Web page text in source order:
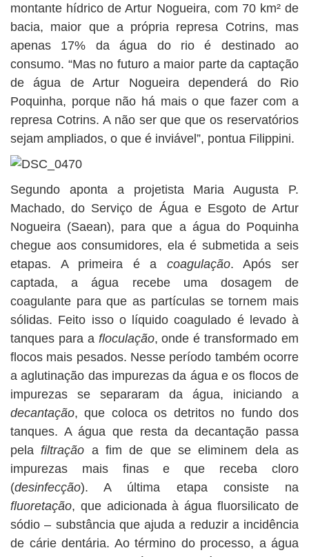
montante hídrico de Artur Nogueira, com 70 km² de
bacia, maior que a própria represa Cotrins, mas
apenas 17% da água do rio é destinado ao
consumo. “Mas no futuro a maior parte da captação
de água de Artur Nogueira dependerá do Rio
Poquinha, porque não há mais o que fazer com a
represa Cotrins. A não ser que que os reservatórios
sejam ampliados, o que é inviável”, pontua Filippini.
Segundo aponta a projetista Maria Augusta P.
Machado, do Serviço de Água e Esgoto de Artur
Nogueira (Saean), para que a água do Poquinha
chegue aos consumidores, ela é submetida a seis
etapas. A primeira é a coagulação. Após ser
captada, a água recebe uma dosagem de
coagulante para que as partículas se tornem mais
sólidas. Feito isso o líquido coagulado é levado à
tanques para a floculação, onde é transformado em
flocos mais pesados. Nesse período também ocorre
a aglutinação das impurezas da água e os flocos de
impurezas se separaram da água, iniciando a
decantação, que coloca os detritos no fundo dos
tanques. A água que resta da decantação passa
pelafiltração a fim de que se eliminem dela as
impurezas mais finas e que receba cloro
(desinfecção). A última etapa consiste na
fluoretação, que adicionada à água fluorsilicato de
sódio – substância que ajuda a reduzir a incidência
de cárie dentária. Ao término do processo, a água